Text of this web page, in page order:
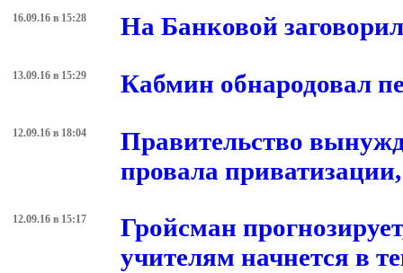
16.09.16 в 15:28 На Банковой
13.09.16 в 15:29 Кабмин обнародовал
12.09.16 в 18:04
Правительство
провала
12.09.16 в 15:17
Гройсман
учителям начнется в